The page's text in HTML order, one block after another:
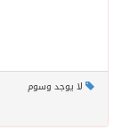
لا يوجد وسوم